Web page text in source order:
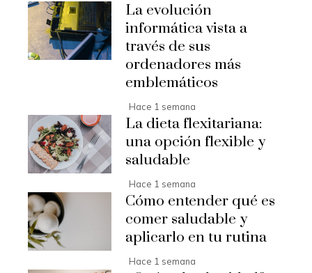
La evolución
informática vista a
través de sus
ordenadores más
emblemáticos
Hace 1 semana
La dieta flexitariana:
una opción flexible y
saludable
Hace 1 semana
Cómo entender qué es
comer saludable y
aplicarlo en tu rutina
Hace 1 semana